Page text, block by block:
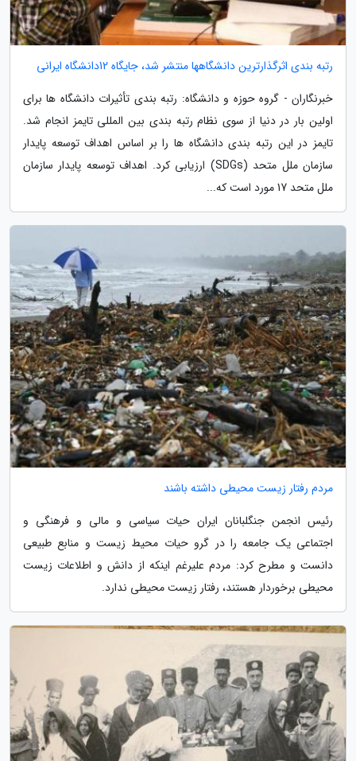
رتبه بندی اثرگذارترین دانشگاهها منتشر شد، جایگاه 12دانشگاه ایرانی
خبرنگاران - گروه حوزه و دانشگاه: رتبه بندی تأثیرات دانشگاه ها برای
اولین بار در دنیا از سوی نظام رتبه بندی بین المللی تایمز انجام شد.
تایمز در این رتبه بندی دانشگاه ها را بر اساس اهداف توسعه پایدار
سازمان ملل متحد (SDGs) ارزیابی کرد. اهداف توسعه پایدار سازمان
ملل متحد 17 مورد است که...
مردم رفتار زیست محیطی داشته باشند
رئیس انجمن جنگلبانان ایران حیات سیاسی و مالی و فرهنگی و
اجتماعی یک جامعه را در گرو حیات محیط زیست و منابع طبیعی
دانست و مطرح کرد: مردم علیرغم اینکه از دانش و اطلاعات زیست
محیطی برخوردار هستند، رفتار زیست محیطی ندارد.